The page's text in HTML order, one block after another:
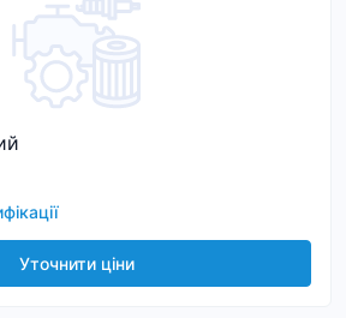
Уточнити ціни